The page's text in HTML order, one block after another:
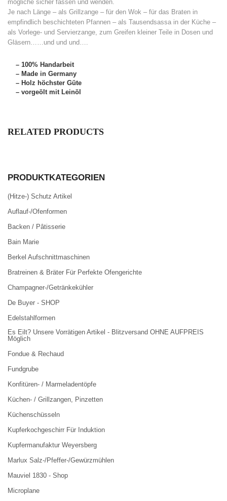
mögliche sicher fassen und wenden.
Je nach Länge – als Grillzange – für den Wok – für das Braten in
empfindlich beschichteten Pfannen – als Tausendsassa in der Küche –
als Vorlege- und Servierzange, zum Greifen kleiner Teile in Dosen und
Gläsern……und und und….
– 100% Handarbeit
– Made in Germany
– Holz höchster Güte
– vorgeölt mit Leinöl
RELATED PRODUCTS
PRODUKTKATEGORIEN
(Hitze-) Schutz Artikel
Auflauf-/Ofenformen
Backen / Pâtisserie
Bain Marie
Berkel Aufschnittmaschinen
Bratreinen & Bräter Für Perfekte Ofengerichte
Champagner-/Getränkekühler
De Buyer - SHOP
Edelstahlformen
Es Eilt? Unsere Vorrätigen Artikel - Blitzversand OHNE AUFPREIS
Möglich
Fondue & Rechaud
Fundgrube
Konfitüren- / Marmeladentöpfe
Küchen- / Grillzangen, Pinzetten
Küchenschüsseln
Kupferkochgeschirr Für Induktion
Kupfermanufaktur Weyersberg
Marlux Salz-/Pfeffer-/Gewürzmühlen
Mauviel 1830 - Shop
Microplane